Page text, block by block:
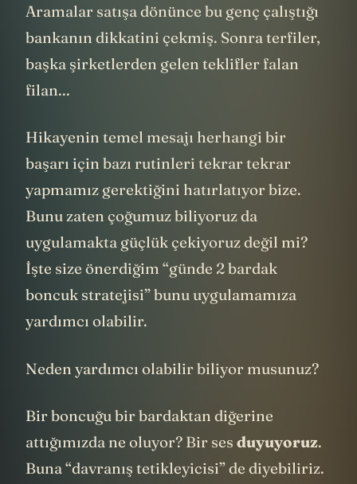
Aramalar satışa dönünce bu genç çalıştığı
bankanın dikkatini çekmiş. Sonra terfiler,
başka şirketlerden gelen teklifler falan
filan...
Hikayenin temel mesajı herhangi bir
başarı için bazı rutinleri tekrar tekrar
yapmamız gerektiğini hatırlatıyor bize.
Bunu zaten çoğumuz biliyoruz da
uygulamakta güçlük çekiyoruz değil mi?
İşte size önerdiğim “günde 2 bardak
boncuk stratejisi” bunu uygulamamıza
yardımcı olabilir.
Neden yardımcı olabilir biliyor musunuz?
Bir boncuğu bir bardaktan diğerine
attığımızda ne oluyor? Bir ses duyuyoruz.
Buna “davranış tetikleyicisi” de diyebiliriz.